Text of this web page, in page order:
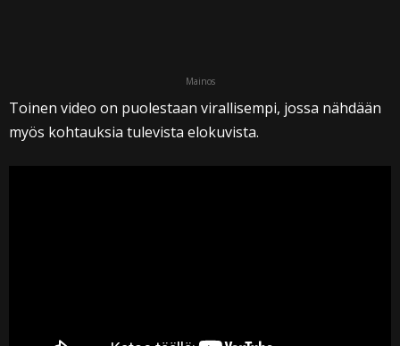
Mainos
Toinen video on puolestaan virallisempi, jossa nähdään
myös kohtauksia tulevista elokuvista.